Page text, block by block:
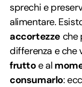
sprechi e
alimentare.
accortezze che
differenza e che
fruttoe al
consumarlo: